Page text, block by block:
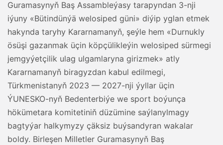
Guramasynyň Baş Assambleýasy tarapyndan 3-nji
iýuny «Bütindünýä welosiped güni» diýip yglan etmek
hakynda taryhy Kararnamanyň, şeýle hem «Durnukly
ösüşi gazanmak üçin köpçülikleýin welosiped sürmegi
jemgyýetçilik ulag ulgamlaryna girizmek» atly
Kararnamanyň biragyzdan kabul edilmegi,
Türkmenistanyň 2023 — 2027-nji ýyllar üçin
ÝUNESKO-nyň Bedenterbiýe we sport boýunça
hökümetara komitetiniň düzümine saýlanylmagy
bagtyýar halkymyzy çäksiz buýsandyran wakalar
boldy. Birleşen Milletler Guramasynyň Baş